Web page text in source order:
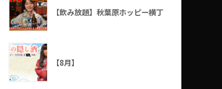
【飲み放題】秋葉原ホッピー横丁
【8月】